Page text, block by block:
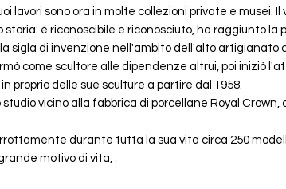
lavori sono ora in molte collezioni private e musei. Il
storia: è riconoscibile e riconosciuto, ha raggiunto la
sigla di invenzione nell'ambito dell'alto artigianato
come scultore alle dipendenze altrui, poi iniziò
proprio delle sue sculture a partire dal 1958.
studio vicino alla fabbrica di porcellane Royal Crown,
durante tutta la sua vita circa 250
motivo di vita, .